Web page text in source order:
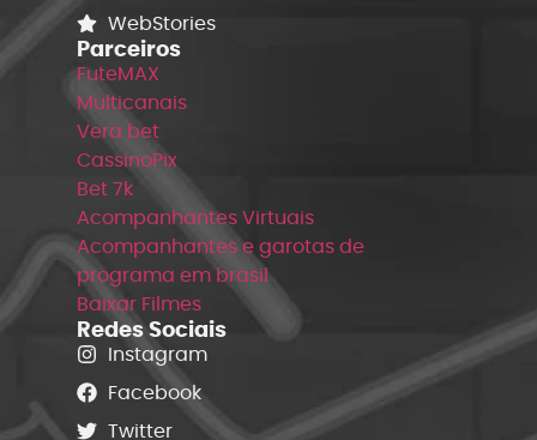
WebStories
Parceiros
FuteMAX
Multicanais
Vera bet
CassinoPix
Bet 7k
Acompanhantes Virtuais
Acompanhantes e garotas de
programa em brasil
Baixar Filmes
Redes Sociais
Instagram
Facebook
Twitter